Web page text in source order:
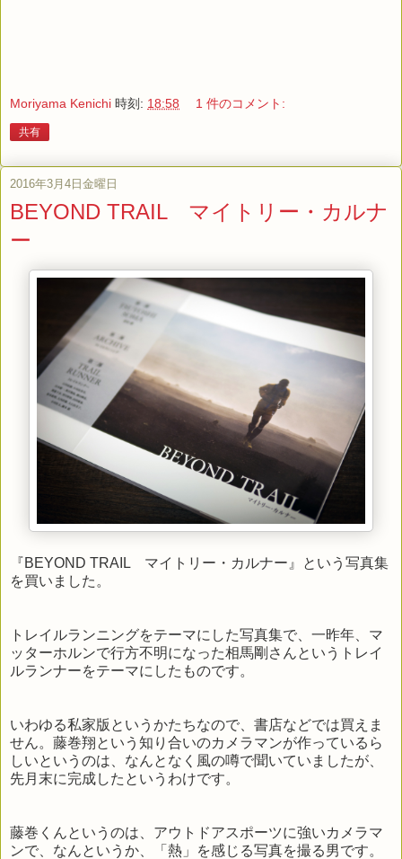
Moriyama Kenichi 時刻: 18:58 1 件のコメント:
共有
2016年3月4日金曜日
BEYOND TRAIL マイトリー・カルナ
ー
『BEYOND TRAIL マイトリー・カルナー』という写真集
を買いました。
トレイルランニングをテーマにした写真集で、一昨年、マ
ッターホルンで行方不明になった相馬剛さんというトレイ
ルランナーをテーマにしたものです。
いわゆる私家版というかたちなので、書店などでは買えま
せん。藤巻翔という知り合いのカメラマンが作っているら
しいというのは、なんとなく風の噂で聞いていましたが、
先月末に完成したというわけです。
藤巻くんというのは、アウトドアスポーツに強いカメラマ
ンで、なんというか、「熱」を感じる写真を撮る男です。